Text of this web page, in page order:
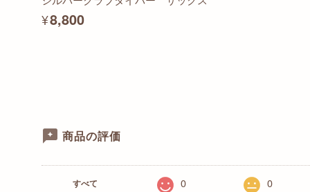
¥8,800
商品の評価
すべて 0 0